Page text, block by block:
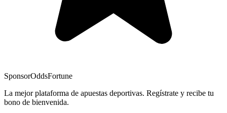
SponsorOddsFortune
La mejor plataforma de apuestas deportivas. Regístrate y recibe tu
bono de bienvenida.